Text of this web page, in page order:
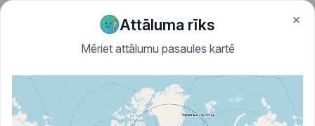
GeoUtil.com ×
Attāluma rīks
Mēriet attālumu pasaules kartē